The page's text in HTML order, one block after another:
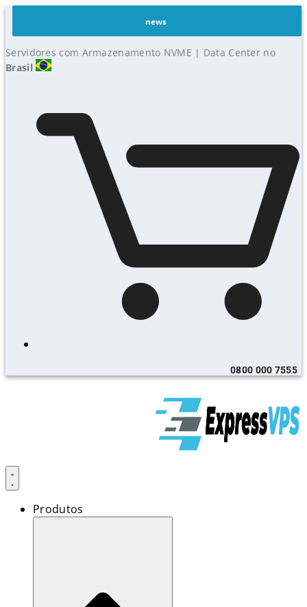
news
Servidores com Armazenamento NVME | Data Center no
Brasil
0800 000 7555
Produtos